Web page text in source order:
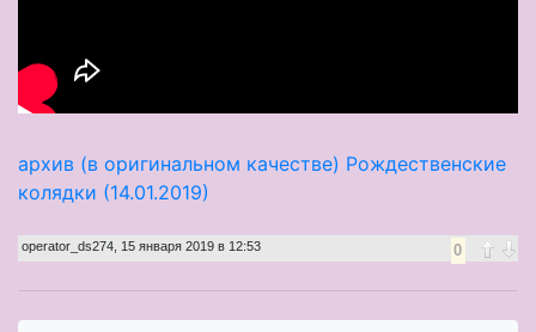
архив (в оригинальном качестве) Рождественские
колядки (14.01.2019)
0
operator_ds274 15 января 2019 в 12:53